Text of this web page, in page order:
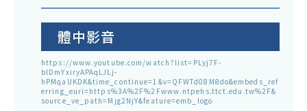
體中影音
https://www.youtube.com/watch?list=PLyj7F-
blDmYxiryAPAqLJLj-
hPMqaUKDK&time_continue=1&v=QFWTd08M8do&embeds_ref
erring_euri=https%3A%2F%2Fwww.ntpehs.ttct.edu.tw%2F&
source_ve_path=Mjg2NjY&feature=emb_logo